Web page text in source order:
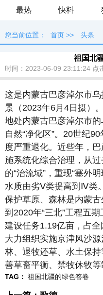
最热
快料
您当前位置： 首页 >> 头条
祖国北
时间：2023-06-09 23:11:24 点
这是内蒙古巴彦淖尔市
景（2023年6月4日摄）
地处内蒙古巴彦淖尔市
自然“净化区”。20世纪
度严重退化。近些年，
施系统化综合治理，从
的“治流域”，重现“塞外
水质由劣Ⅴ类提高到Ⅳ类。
保护草原、森林是内蒙古
到2020年“三北”工程五
建设任务1.19亿亩，占
大力组织实施京津风沙
林、退牧还草、水土保
善草畜平衡、禁牧休牧等
TAG： 祖国北疆的绿色答卷